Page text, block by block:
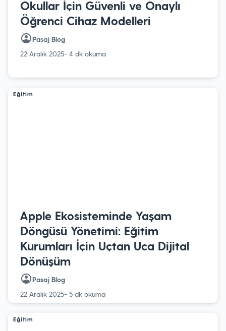
Okullar İçin Güvenli ve Onaylı
Öğrenci Cihaz Modelleri
Pasaj Blog
22 Aralık 2025- 4 dk okuma
Eğitim
Apple Ekosisteminde Yaşam
Döngüsü Yönetimi: Eğitim
Kurumları İçin Uçtan Uca Dijital
Dönüşüm
Pasaj Blog
22 Aralık 2025- 5 dk okuma
Eğitim